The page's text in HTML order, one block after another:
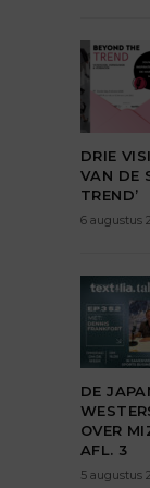
DRIE
VAN DE
TREND’
6 augustus
DE
OVER
AFL. 3
5 augustus